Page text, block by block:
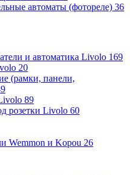
автоматы (фотореле) 36
и автоматика Livolo 169
20
(рамки, панели,
89
розетки Livolo 60
Wemmon и Kopou 26